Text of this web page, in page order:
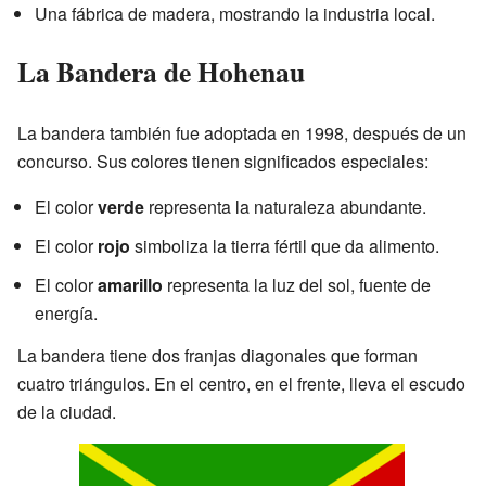
Una fábrica de madera, mostrando la industria local.
La Bandera de Hohenau
La bandera también fue adoptada en 1998, después de un
concurso. Sus colores tienen significados especiales:
El colorverde representa la naturaleza abundante.
El colorrojo simboliza la tierra fértil que da alimento.
El coloramarillo representa la luz del sol, fuente de
energía.
La bandera tiene dos franjas diagonales que forman
cuatro triángulos. En el centro, en el frente, lleva el escudo
de la ciudad.